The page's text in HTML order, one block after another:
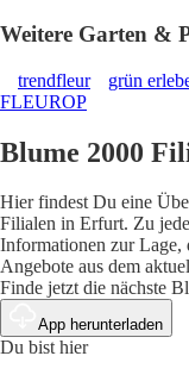
Weitere Garten &
trendfleur grün
FLEUROP
Blume 2000
Hier findest Du eine
Filialen in Erfurt. Zu
Informationen zur Lage,
Angebote aus dem
Finde jetzt die nächste
App herunterladen
Du bist hier